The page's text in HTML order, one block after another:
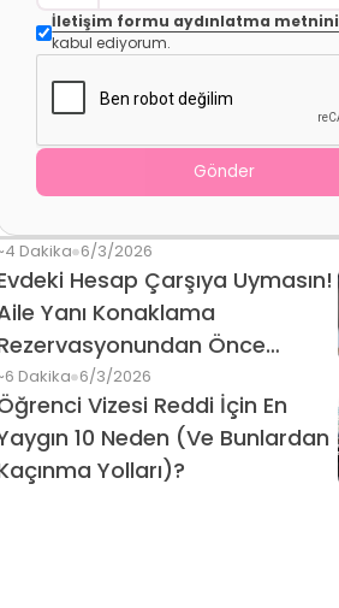
İletişim formu aydınlatma metnini
kabul ediyorum.
Gönder
Dakika 6/3/2026
Hesap Çarşıya Uymasın!
Yanı Konaklama
Önce
Mutlaka Sorun
Dakika 6/3/2026
Vizesi Reddi İçin En
10 Neden (Ve Bunlardan
Yolları)?